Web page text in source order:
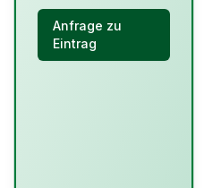
Anfrage zu
Eintrag